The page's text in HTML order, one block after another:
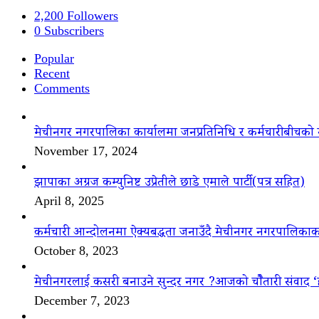
2,200 Followers
0 Subscribers
Popular
Recent
Comments
मेचीनगर नगरपालिका कार्यालमा जनप्रतिनिधि र
November 17, 2024
झापाका अग्रज कम्युनिष्ट उप्रेतीले छाडे एमाले पार्टी(पत्र सहित)
April 8, 2025
कर्मचारी आन्दोलनमा ऐक्यबद्धता जनाउँदै मेचीनगर
October 8, 2023
मेचीनगरलाई कसरी बनाउने सुन्दर नगर ?आजको चौैतारी संवाद
December 7, 2023